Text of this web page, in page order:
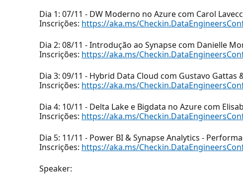
Dia 1: 07/11 - DW Moderno no Azure com Carol
Inscrições: https://aka.ms/
Dia 2: 08/11 - Introdução ao Synapse com Danielle
Inscrições: https://aka.ms/
Dia 3: 09/11 - Hybrid Data Cloud com Gustavo Gattas
Inscrições: https://aka.ms/
Dia 4: 10/11 - Delta Lake e Bigdata no Azure com
Inscrições: https://aka.ms/
Dia 5: 11/11 - Power BI & Synapse Analytics -
Inscrições: https://aka.ms/
Speaker: